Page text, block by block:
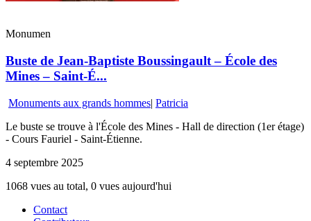
Monumen
Buste de Jean-Baptiste Boussingault – École des
Mines – Saint-É...
Monuments aux grands hommes| Patricia
Le buste se trouve à l'École des Mines - Hall de direction (1er étage)
- Cours Fauriel - Saint-Étienne.
4 septembre 2025
1068 vues au total, 0 vues aujourd'hui
Contact